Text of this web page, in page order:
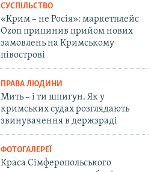
СУСПІЛЬСТВО
«Крим – не Росія»: маркетплейс
Ozon припинив прийом нових
замовлень на Кримському
півострові
ПРАВА ЛЮДИНИ
Мить – і ти шпигун. Як у
кримських судах розглядають
звинувачення в держзраді
ФОТОГАЛЕРЕЇ
Краса Сімферопольського